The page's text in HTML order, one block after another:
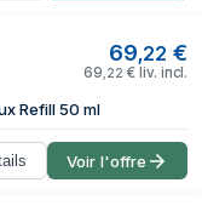
69,22 €
69 22 € liv. incl.
Refill 50 ml
Voir l'offre